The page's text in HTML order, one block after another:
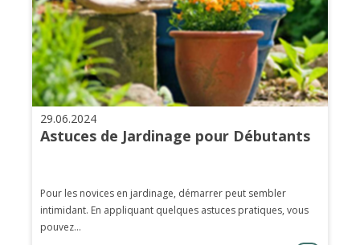
29.06.2024
Astuces de Jardinage pour Débutants
Pour les novices en jardinage, démarrer peut sembler
intimidant. En appliquant quelques astuces pratiques, vous
pouvez...